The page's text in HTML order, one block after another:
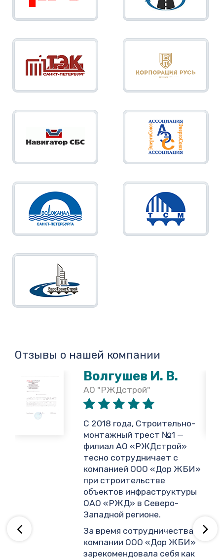
Отзывы о нашей компании
Волгушев И. В.
АО "РЖДстрой"
С 2018 года, Строительно-
монтажный трест №1 —
филиал АО «РЖДстрой»
тесно сотрудничает с
компанией ООО «Дор ЖБИ»
при строительстве
объектов инфраструктуры
ОАО «РЖД» в Северо-
Западной регионе.
За время сотрудничества,
компании ООО «Дор ЖБИ»
зарекомендовала себя как